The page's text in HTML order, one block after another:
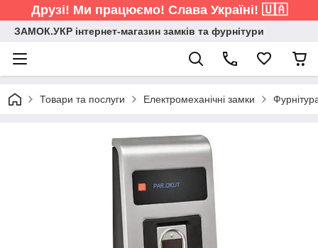
Друзі! Ми працюємо! Слава Україні! 🇺🇦
ЗАМОК.УКР інтернет-магазин замків та фурнітури
Товари та послуги Електромеханічні замки